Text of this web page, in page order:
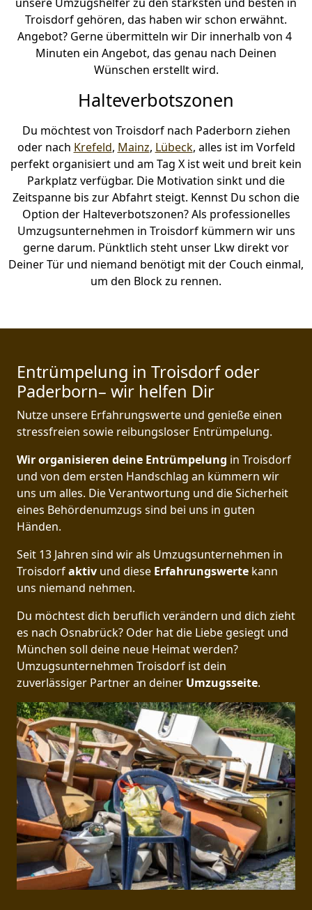
Troisdorf gehören, das haben wir schon erwähnt.
Angebot? Gerne übermitteln wir Dir innerhalb von 4
Minuten ein Angebot, das genau nach Deinen
Wünschen erstellt wird.
Halteverbotszonen
Du möchtest von Troisdorf nach Paderborn ziehen
oder nach Krefeld, Mainz, Lübeck, alles ist im Vorfeld
perfekt organisiert und am Tag X ist weit und breit kein
Parkplatz verfügbar. Die Motivation sinkt und die
Zeitspanne bis zur Abfahrt steigt. Kennst Du schon die
Option der Halteverbotszonen? Als professionelles
Umzugsunternehmen in Troisdorf kümmern wir uns
gerne darum. Pünktlich steht unser Lkw direkt vor
Deiner Tür und niemand benötigt mit der Couch einmal,
um den Block zu rennen.
Entrümpelung in Troisdorf oder
Paderborn– wir helfen Dir
Nutze unsere Erfahrungswerte und genieße einen
stressfreien sowie reibungsloser Entrümpelung.
Wir organisieren deine Entrümpelung in Troisdorf
und von dem ersten Handschlag an kümmern wir
uns um alles. Die Verantwortung und die Sicherheit
eines Behördenumzugs sind bei uns in guten
Händen.
Seit 13 Jahren sind wir als Umzugsunternehmen in
Troisdorfaktiv und diese Erfahrungswerte kann
uns niemand nehmen.
Du möchtest dich beruflich verändern und dich zieht
es nach Osnabrück? Oder hat die Liebe gesiegt und
München soll deine neue Heimat werden?
Umzugsunternehmen Troisdorf ist dein
zuverlässiger Partner an deiner Umzugsseite.